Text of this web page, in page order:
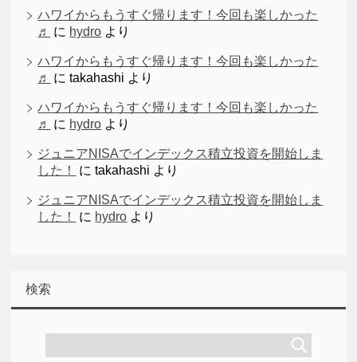
ハワイからもうすぐ帰ります！今回も楽しかった
♬
に hydro より
ハワイからもうすぐ帰ります！今回も楽しかった
♬
にtakahashi より
ハワイからもうすぐ帰ります！今回も楽しかった
♬
に hydro より
ジュニアNISAでインデックス積立投資を開始しま
した！
にtakahashi より
ジュニアNISAでインデックス積立投資を開始しま
した！
に hydro より
検索